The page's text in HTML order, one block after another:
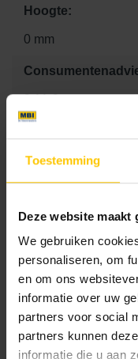
Toestemming
Deze website maakt
We gebruiken
personaliseren, om
en om ons
informatie over uw
partners voor social
partners kunnen
informatie die u aan
Hoogte:
0 mm
9.11 €
Projecten slider
leefomgeving.